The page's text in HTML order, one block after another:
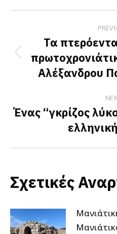
X
navigation
Τα
Αλέξανδρου
Ένας “γκρίζος
Σχετικές